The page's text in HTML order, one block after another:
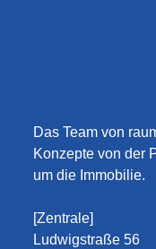
Das Team von
Konzepte von der
um die Immobilie.
[Zentrale]
Ludwigstraße 56